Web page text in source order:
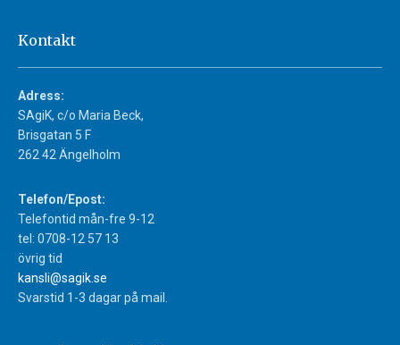
Kontakt
Adress:
SAgiK, c/o Maria Beck,
Brisgatan 5 F
262 42 Ängelholm
Telefon/Epost:
Telefontid mån-fre 9-12
tel: 0708-12 57 13
övrig tid
kansli@sagik.se
Svarstid 1-3 dagar på mail.